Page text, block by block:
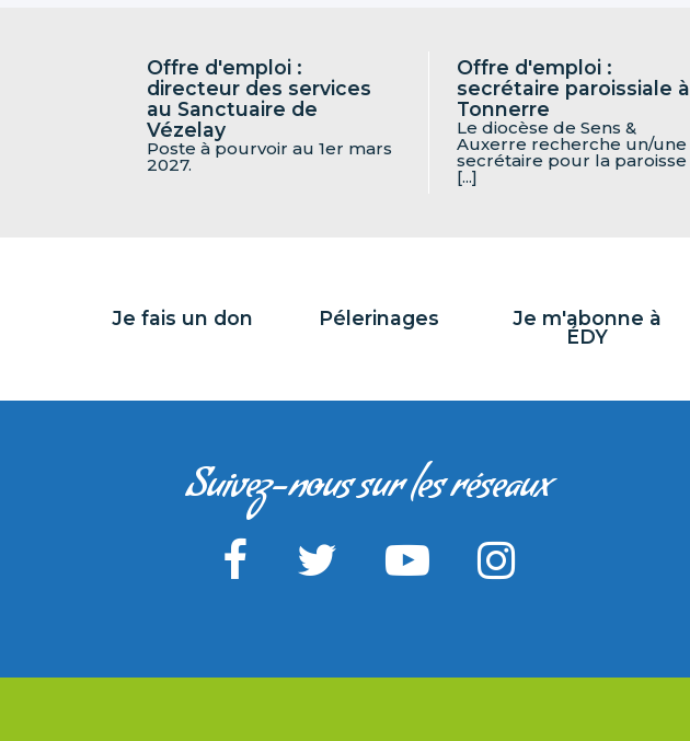
Offre d'emploi :
directeur des services
au Sanctuaire de
Vézelay
Poste à pourvoir au 1er mars
2027.
Offre d'emploi :
secrétaire paroissiale à
Tonnerre
Le diocèse de Sens &
Auxerre recherche un/une
secrétaire pour la paroisse
[...]
Je fais un don Pélerinages
Je m'abonne à
ÉDY
Suivez-nous sur les réseaux